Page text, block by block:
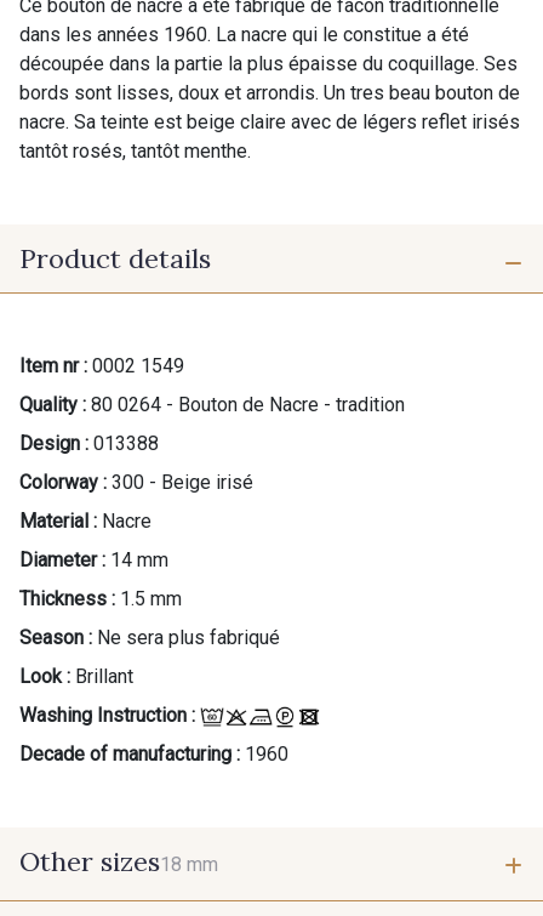
Ce bouton de nacre a été fabriqué de facon traditionnelle
dans les années 1960. La nacre qui le constitue a été
découpée dans la partie la plus épaisse du coquillage. Ses
bords sont lisses, doux et arrondis. Un tres beau bouton de
nacre. Sa teinte est beige claire avec de légers reflet irisés
tantôt rosés, tantôt menthe.
Product details
Item nr : 0002 1549
Quality : 80 0264 - Bouton de Nacre - tradition
Design : 013388
Colorway : 300 - Beige irisé
Material : Nacre
Diameter : 14 mm
Thickness : 1.5 mm
Season : Ne sera plus fabriqué
Look : Brillant
Washing Instruction :
Decade of manufacturing : 1960
Other sizes18 mm